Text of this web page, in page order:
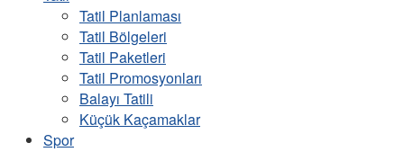
Tatil Planlaması
Tatil Bölgeleri
Tatil Paketleri
Tatil Promosyonları
Balayı Tatili
Küçük Kaçamaklar
Spor